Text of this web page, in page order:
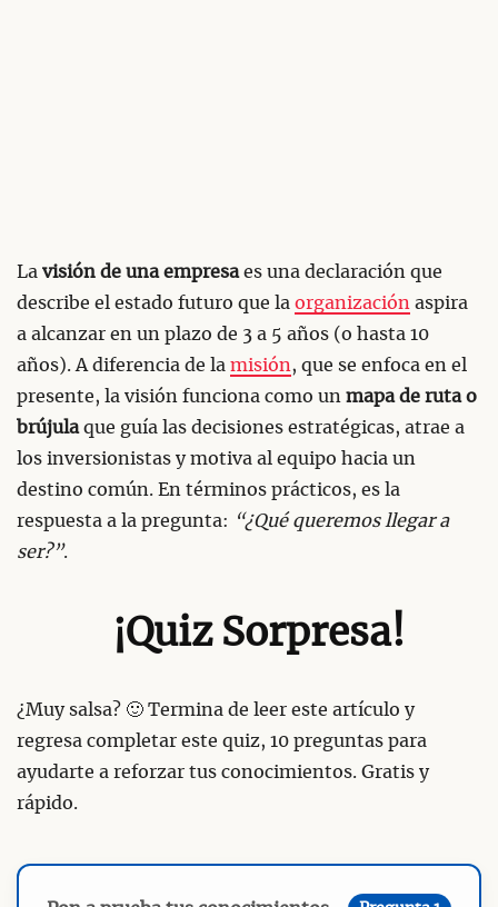
La visión de una empresaes una declaración que
describe el estado futuro que la organización aspira
a alcanzar en un plazo de 3 a 5 años (o hasta 10
años). A diferencia de la misión, que se enfoca en el
presente, la visión funciona como un mapa de ruta o
brújulaque guía las decisiones estratégicas, atrae a
los inversionistas y motiva al equipo hacia un
destino común. En términos prácticos, es la
respuesta a la pregunta:
“¿Qué queremos llegar a
ser?”.
¡Quiz Sorpresa!
¿Muy salsa? 🙂 Termina de leer este artículo y
regresa completar este quiz, 10 preguntas para
ayudarte a reforzar tus conocimientos. Gratis y
rápido.